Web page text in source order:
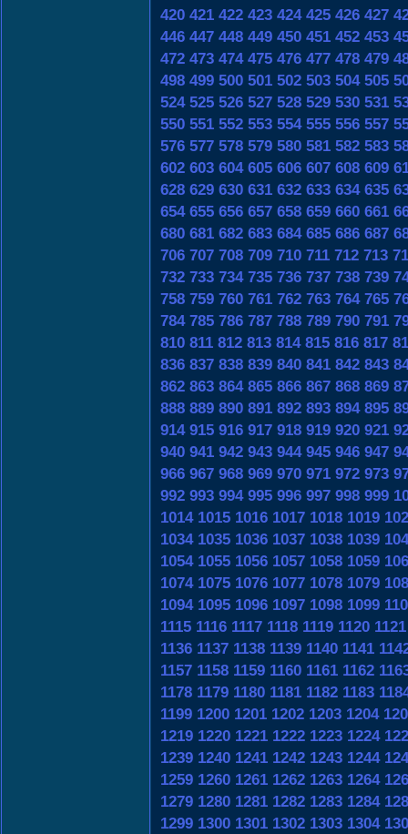
420 421 422 423 424 425 426 427
446 447 448 449 450 451 452 453
472 473 474 475 476 477 478 479
498 499 500 501 502 503 504 505
524 525 526 527 528 529 530 531
550 551 552 553 554 555 556 557
576 577 578 579 580 581 582 583
602 603 604 605 606 607 608 609
628 629 630 631 632 633 634 635
654 655 656 657 658 659 660 661
680 681 682 683 684 685 686 687
706 707 708 709 710 711 712 713
732 733 734 735 736 737 738 739
758 759 760 761 762 763 764 765
784 785 786 787 788 789 790 791
810 811 812 813 814 815 816 817
836 837 838 839 840 841 842 843
862 863 864 865 866 867 868 869
888 889 890 891 892 893 894 895
914 915 916 917 918 919 920 921
940 941 942 943 944 945 946 947
966 967 968 969 970 971 972 973
992 993 994 995 996 997 998 999
1014 1015 1016 1017 1018 1019
1034 1035 1036 1037 1038 1039
1054 1055 1056 1057 1058 1059
1074 1075 1076 1077 1078 1079
1094 1095 1096 1097 1098 1099
1115 1116 1117 1118 1119 1120 1121
1136 1137 1138 1139 1140 1141
1157 1158 1159 1160 1161 1162
1178 1179 1180 1181 1182 1183
1199 1200 1201 1202 1203 1204
1219 1220 1221 1222 1223 1224
1239 1240 1241 1242 1243 1244
1259 1260 1261 1262 1263 1264
1279 1280 1281 1282 1283 1284
1299 1300 1301 1302 1303 1304